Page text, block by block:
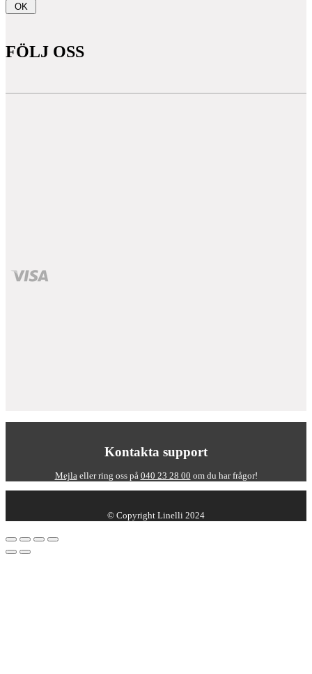
OK
FÖLJ OSS
Kontakta support
Mejlaeller ring oss på 040 23 28 00 om du har frågor!
© Copyright Linelli 2024